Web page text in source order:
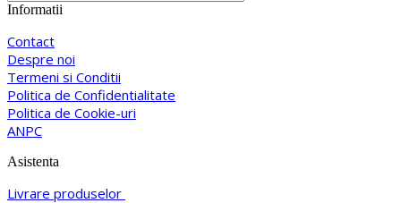
Informatii
Contact
Despre noi
Termeni si Conditii
Politica de Confidentialitate
Politica de Cookie-uri
ANPC
Asistenta
Livrare produselor